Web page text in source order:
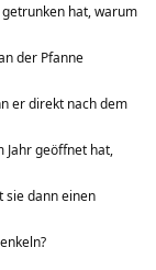
hat, warum
der Pfanne
er direkt nach dem
Jahr geöffnet hat,
sie dann einen